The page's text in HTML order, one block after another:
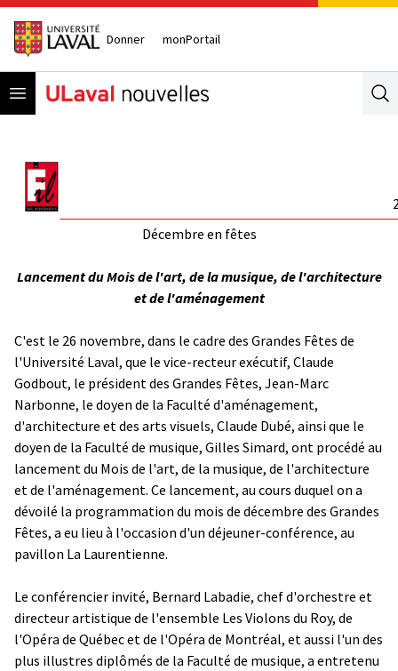
Donner monPortail
Open menu
Décembre en fêtes
Lancement du Mois de l'art, de la musique, de l'architecture
et de l'aménagement
C'est le 26 novembre, dans le cadre des Grandes Fêtes de
l'Université Laval, que le vice-recteur exécutif, Claude
Godbout, le président des Grandes Fêtes, Jean-Marc
Narbonne, le doyen de la Faculté d'aménagement,
d'architecture et des arts visuels, Claude Dubé, ainsi que le
doyen de la Faculté de musique, Gilles Simard, ont procédé au
lancement du Mois de l'art, de la musique, de l'architecture
et de l'aménagement. Ce lancement, au cours duquel on a
dévoilé la programmation du mois de décembre des Grandes
Fêtes, a eu lieu à l'occasion d'un déjeuner-conférence, au
pavillon La Laurentienne.
Le conférencier invité, Bernard Labadie, chef d'orchestre et
directeur artistique de l'ensemble Les Violons du Roy, de
l'Opéra de Québec et de l'Opéra de Montréal, et aussi l'un des
plus illustres diplômés de la Faculté de musique, a entretenu